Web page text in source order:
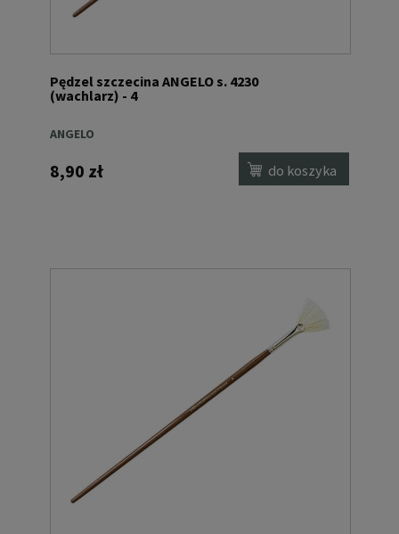
Pędzel szczecina ANGELO s. 4230
(wachlarz) - 4
ANGELO
8,90 zł do koszyka